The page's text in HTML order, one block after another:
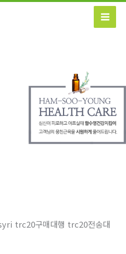
trc20구매대행 trc20전송대